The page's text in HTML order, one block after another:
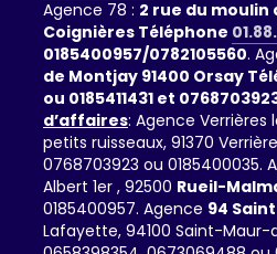
Agence 78 : 2 rue du moulin
Coignières Téléphone
0185400957/0782105560.
de Montjay 91400 Orsay
ou 0185411431 et
d’affaires: Agence Verrières
petits ruisseaux, 91370
0768703923 ou 0185400035.
Albert 1er , 92500 Rueil-
0185400957. Agence 94
Lafayette, 94100 Saint-Maur-